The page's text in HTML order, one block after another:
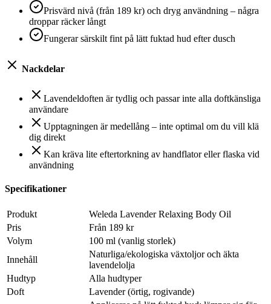
Prisvärd nivå (från 189 kr) och dryg användning – några
droppar räcker långt
Fungerar särskilt fint på lätt fuktad hud efter dusch
Nackdelar
Lavendeldoften är tydlig och passar inte alla doftkänsliga
användare
Upptagningen är medellång – inte optimal om du vill klä
dig direkt
Kan kräva lite eftertorkning av handflator eller flaska vid
användning
Specifikationer
Produkt
Weleda Lavender Relaxing Body Oil
Pris
Från 189 kr
Volym
100 ml (vanlig storlek)
Innehåll
Naturliga/ekologiska växtoljor och äkta
lavendelolja
Hudtyp
Alla hudtyper
Doft
Lavender (örtig, rogivande)